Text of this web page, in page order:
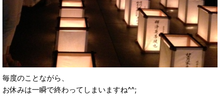
毎度のことながら、
お休みは一瞬で終わってしまいますね^^;